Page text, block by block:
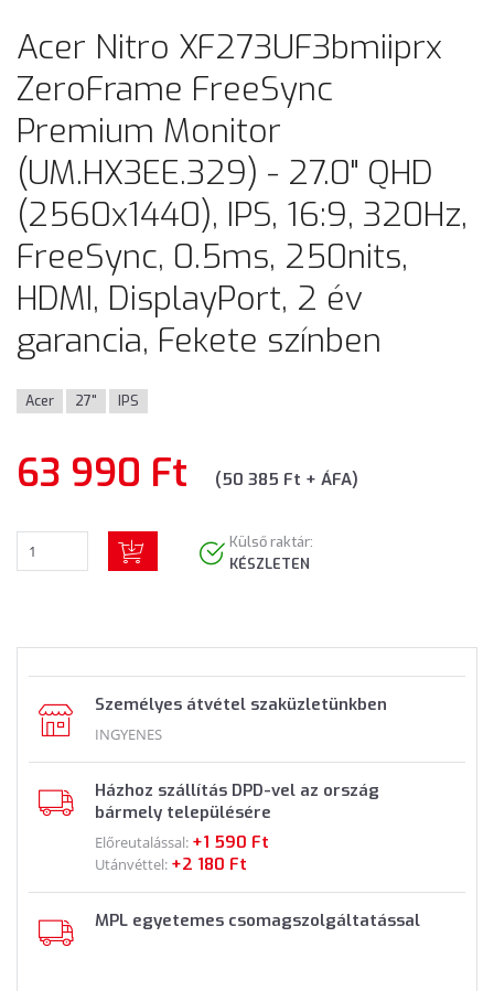
Acer Nitro XF273UF3bmiiprx
ZeroFrame FreeSync
Premium Monitor
(UM.HX3EE.329) - 27.0" QHD
(2560x1440), IPS, 16:9, 320Hz,
FreeSync, 0.5ms, 250nits,
HDMI, DisplayPort, 2 év
garancia, Fekete színben
Acer 27" IPS
63 990 Ft (50 385 Ft + ÁFA)
Külső raktár:
KÉSZLETEN
Személyes átvétel szaküzletünkben
INGYENES
Házhoz szállítás DPD-vel az ország
bármely településére
Előreutalással: +1 590 Ft
Utánvéttel: +2 180 Ft
MPL egyetemes csomagszolgáltatással